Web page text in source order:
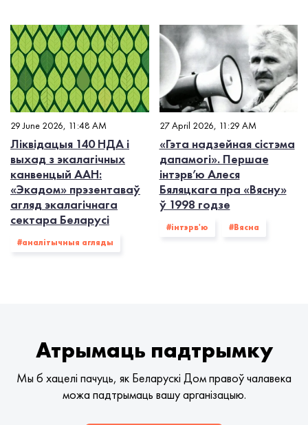
29 June 2026, 11:48 AM
Ліквідацыя 140 НДА і
выхад з экалагiчных
канвенцый ААН:
«Экадом» прэзентаваў
агляд экалагічнага
сектара Беларусі
#аналітычныя агляды
27 April 2026, 11:29 AM
«Гэта надзейная сістэма
дапамогі». Першае
інтэрв’ю Алеся
Бяляцкага пра «Вясну»
ў 1998 годзе
#інтэрв'ю #Вясна
Атрымаць падтрымку
Мы б хацелі пачуць, як Беларускі Дом правоў чалавека
можа падтрымаць вашу арганізацыю.